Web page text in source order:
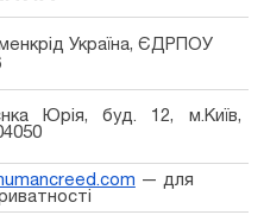
Україна, ЄДРПОУ
Юрія, буд. 12, м.Київ,
— для